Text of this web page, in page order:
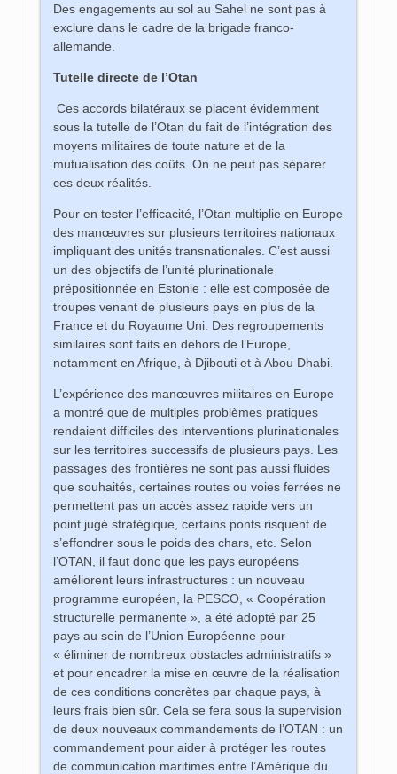
Des engagements au sol au Sahel ne sont pas à
exclure dans le cadre de la brigade franco-
allemande.
Tutelle directe de l’Otan
Ces accords bilatéraux se placent évidemment
sous la tutelle de l’Otan du fait de l’intégration des
moyens militaires de toute nature et de la
mutualisation des coûts. On ne peut pas séparer
ces deux réalités.
Pour en tester l’efficacité, l’Otan multiplie en Europe
des manœuvres sur plusieurs territoires nationaux
impliquant des unités transnationales. C’est aussi
un des objectifs de l’unité plurinationale
prépositionnée en Estonie : elle est composée de
troupes venant de plusieurs pays en plus de la
France et du Royaume Uni. Des regroupements
similaires sont faits en dehors de l’Europe,
notamment en Afrique, à Djibouti et à Abou Dhabi.
L’expérience des manœuvres militaires en Europe
a montré que de multiples problèmes pratiques
rendaient difficiles des interventions plurinationales
sur les territoires successifs de plusieurs pays. Les
passages des frontières ne sont pas aussi fluides
que souhaités, certaines routes ou voies ferrées ne
permettent pas un accès assez rapide vers un
point jugé stratégique, certains ponts risquent de
s’effondrer sous le poids des chars, etc. Selon
l’OTAN, il faut donc que les pays européens
améliorent leurs infrastructures : un nouveau
programme européen, la PESCO, « Coopération
structurelle permanente », a été adopté par 25
pays au sein de l’Union Européenne pour
« éliminer de nombreux obstacles administratifs »
et pour encadrer la mise en œuvre de la réalisation
de ces conditions concrètes par chaque pays, à
leurs frais bien sûr. Cela se fera sous la supervision
de deux nouveaux commandements de l’OTAN : un
commandement pour aider à protéger les routes
de communication maritimes entre l’Amérique du